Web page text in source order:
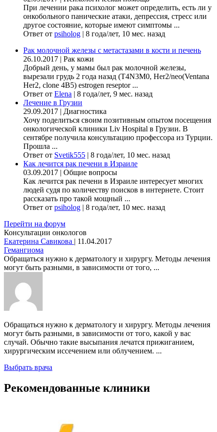
При лечении рака психолог может определить, есть ли у
онкобольного панические атаки, депрессия, стресс или
другое состояние, которые имеют симптомы ...
Ответ от psiholog | 8 года/лет, 10 мес. назад
Рак молочной железы с метастазами в кости и печень
26.10.2017 | Рак кожи
Добрый день, у мамы был рак молочной железы,
вырезали грудь 2 года назад (Т4N3M0, Her2/neo(Ventana
Her2, clone 4B5) estrogen reseptor ...
Ответ от Elena | 8 года/лет, 9 мес. назад
Лечение в Грузии
29.09.2017 | Диагностика
Хочу поделиться своим позитивным опытом посещения
онкологической клиники Liv Hospital в Грузии. В
сентябре получила консультацию профессора из Турции.
Прошла ...
Ответ от Svetik555 | 8 года/лет, 10 мес. назад
Как лечится рак печени в Израиле
03.09.2017 | Общие вопросы
Как лечится рак печени в Израиле интересует многих
людей судя по количеству поисков в интернете. Стоит
рассказать про такой мощный ...
Ответ от psiholog | 8 года/лет, 10 мес. назад
Перейти на форум
Консультации онкологов
Екатерина Савикова | 11.04.2017
Гемангиома
Обращаться нужно к дерматологу и хирургу. Методы лечения
могут быть разными, в зависимости от того, ...
Обращаться нужно к дерматологу и хирургу. Методы лечения
могут быть разными, в зависимости от того, какой у вас
случай. Обычно такие высыпания лечатся прижиганием,
хирургическим иссечением или облучением. ...
Выбрать врача
Рекомендованные клиники